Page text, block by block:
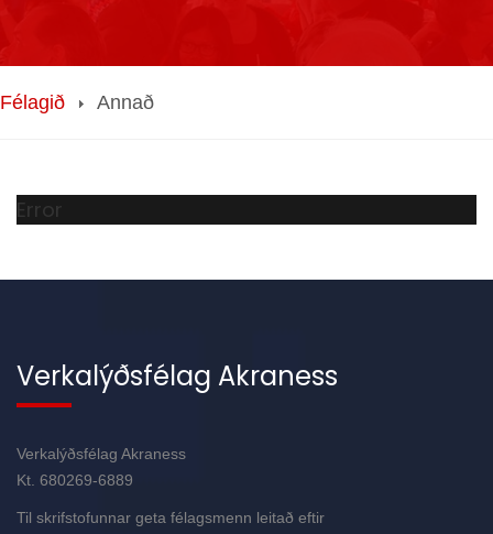
Félagið Annað
Error
Verkalýðsfélag Akraness
Verkalýðsfélag Akraness
Kt. 680269-6889
Til skrifstofunnar geta félagsmenn leitað eftir